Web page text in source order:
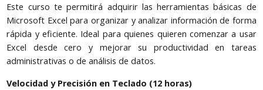
Este curso te permitirá adquirir las herramientas básicas de
Microsoft Excel para organizar y analizar información de forma
rápida y eficiente. Ideal para quienes quieren comenzar a usar
Excel desde cero y mejorar su productividad en tareas
administrativas o de análisis de datos.
Velocidad y Precisión en Teclado (12 horas)